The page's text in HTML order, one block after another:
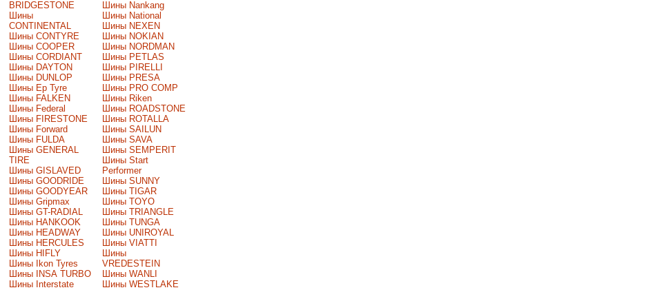
BRIDGESTONE
Шины
CONTINENTAL
Шины CONTYRE
Шины COOPER
Шины CORDIANT
Шины DAYTON
Шины DUNLOP
Шины Ep Tyre
Шины FALKEN
Шины Federal
Шины FIRESTONE
Шины Forward
Шины FULDA
Шины GENERAL
TIRE
Шины GISLAVED
Шины GOODRIDE
Шины GOODYEAR
Шины Gripmax
Шины GT-RADIAL
Шины HANKOOK
Шины HEADWAY
Шины HERCULES
Шины HIFLY
Шины Ikon Tyres
Шины INSA TURBO
Шины Interstate
Шины Nankang
Шины National
Шины NEXEN
Шины NOKIAN
Шины NORDMAN
Шины PETLAS
Шины PIRELLI
Шины PRESA
Шины PRO COMP
Шины Riken
Шины ROADSTONE
Шины ROTALLA
Шины SAILUN
Шины SAVA
Шины SEMPERIT
Шины Start
Performer
Шины SUNNY
Шины TIGAR
Шины TOYO
Шины TRIANGLE
Шины TUNGA
Шины UNIROYAL
Шины VIATTI
Шины
VREDESTEIN
Шины WANLI
Шины WESTLAKE